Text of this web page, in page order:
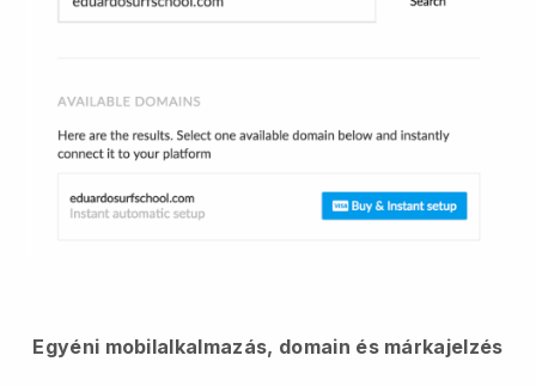
Egyéni mobilalkalmazás, domain és márkajelzés